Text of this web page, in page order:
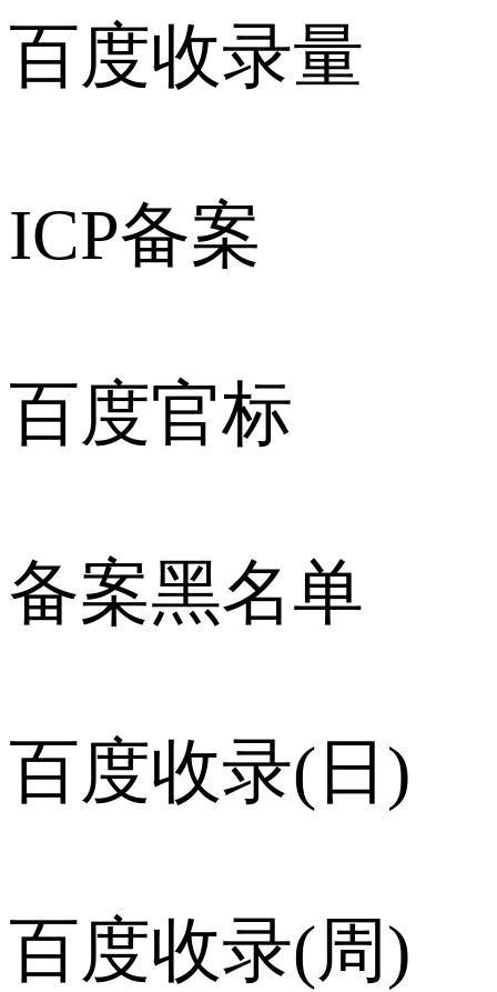
百度收录量
ICP备案
百度官标
备案黑名单
百度收录(日)
百度收录(周)